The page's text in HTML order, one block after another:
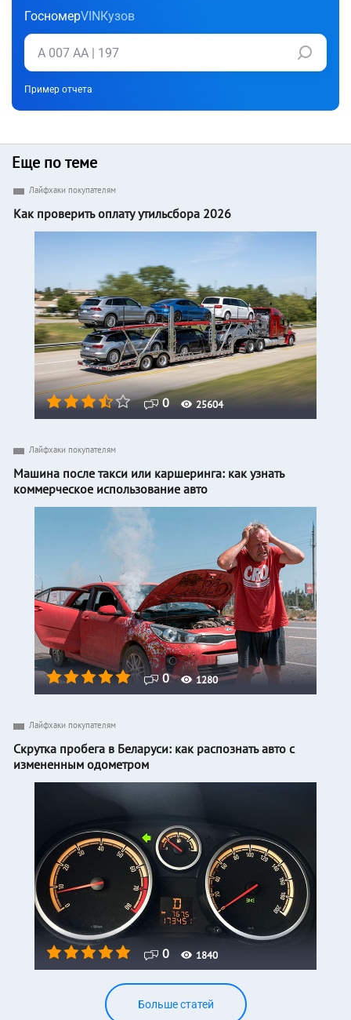
ГосномерVINКузов
Пример отчета
Еще по теме
0 25604
Лайфхаки покупателям
Как проверить оплату утильсбора 2026
0 1280
Лайфхаки покупателям
Машина после такси или каршеринга: как узнать
коммерческое использование авто
0 1840
Лайфхаки покупателям
Скрутка пробега в Беларуси: как распознать авто с
измененным одометром
Больше статей